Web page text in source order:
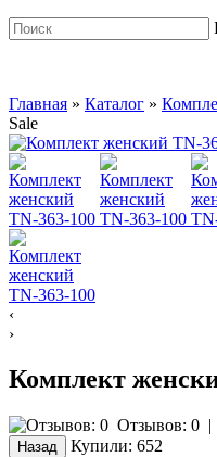
Главная » Каталог »
Sale
‹
›
Комплект
Отзывов: 0 |
Купили: 652